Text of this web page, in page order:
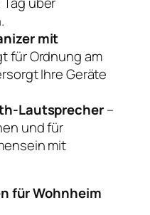
mit
für Ordnung am
Ihre Geräte
Lautsprecher–
und für
mit
für Wohnheim